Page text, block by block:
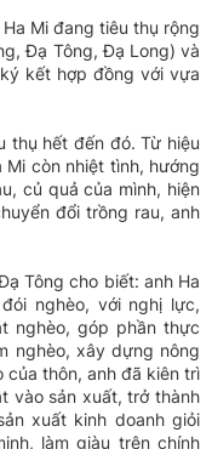
Mi đang tiêu thụ rộng
Đạ Tông, Đạ Long) và
kết hợp đồng với vựa
thụ hết đến đó. Từ hiệu
Mi còn nhiệt tình, hướng
củ quả của mình, hiện
đổi trồng rau, anh
Tông cho biết: anh Ha
nghèo, với nghị lực,
nghèo, góp phần thực
nghèo, xây dựng nông
của thôn, anh đã kiên trì
vào sản xuất, trở thành
xuất kinh doanh giỏi
làm giàu trên chính